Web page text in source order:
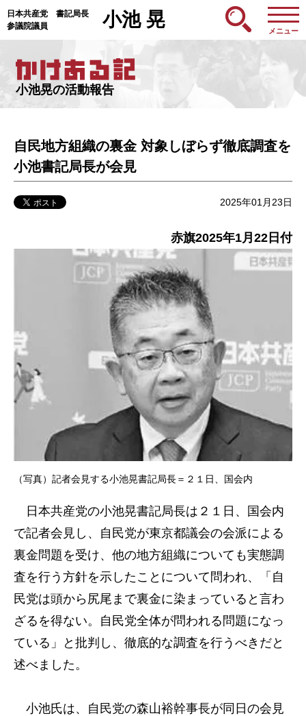
日本共産党 書記局長
参議院議員
小池 晃
メニュー
小池晃の活動報告
自民地方組織の裏金 対象しぼらず徹底調査を
小池書記局長が会見
2025年01月23日
赤旗2025年1月22日付
（写真）記者会見する小池晃書記局長＝２１日、国会内
日本共産党の小池晃書記局長は２１日、国会内
で記者会見し、自民党が東京都議会の会派による
裏金問題を受け、他の地方組織についても実態調
査を行う方針を示したことについて問われ、「自
民党は頭から尻尾まで裏金に染まっていると言わ
ざるを得ない。自民党全体が問われる問題になっ
ている」と批判し、徹底的な調査を行うべきだと
述べました。
小池氏は、自民党の森山裕幹事長が同日の会見